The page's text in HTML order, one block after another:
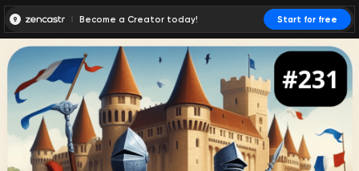
Become a Creator today! Start for free